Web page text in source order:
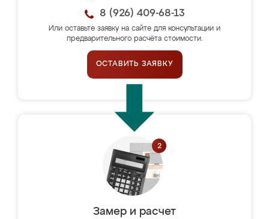
8 (926) 409-68-13
Или оставьте заявку на сайте для консультации и
предварительного расчёта стоимости.
ОСТАВИТЬ ЗАЯВКУ
Замер и расчет